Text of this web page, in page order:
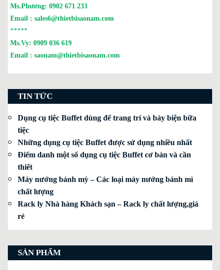
Ms.Phương: 0902 671 233
Email : sales6@thietbisaonam.com
*****
Ms.Vy: 0909 036 619
Email : saonam@thietbisaonam.com
TIN TỨC
Dụng cụ tiệc Buffet dùng để trang trí và bày biện bữa
tiệc
Những dụng cụ tiệc Buffet được sử dụng nhiều nhất
Điểm danh một số dụng cụ tiệc Buffet cơ bản và cần
thiết
Máy nướng bánh mỳ – Các loại máy nướng bánh mì
chất lượng
Rack ly Nhà hàng Khách sạn – Rack ly chất lượng,giá
rẻ
SẢN PHẨM